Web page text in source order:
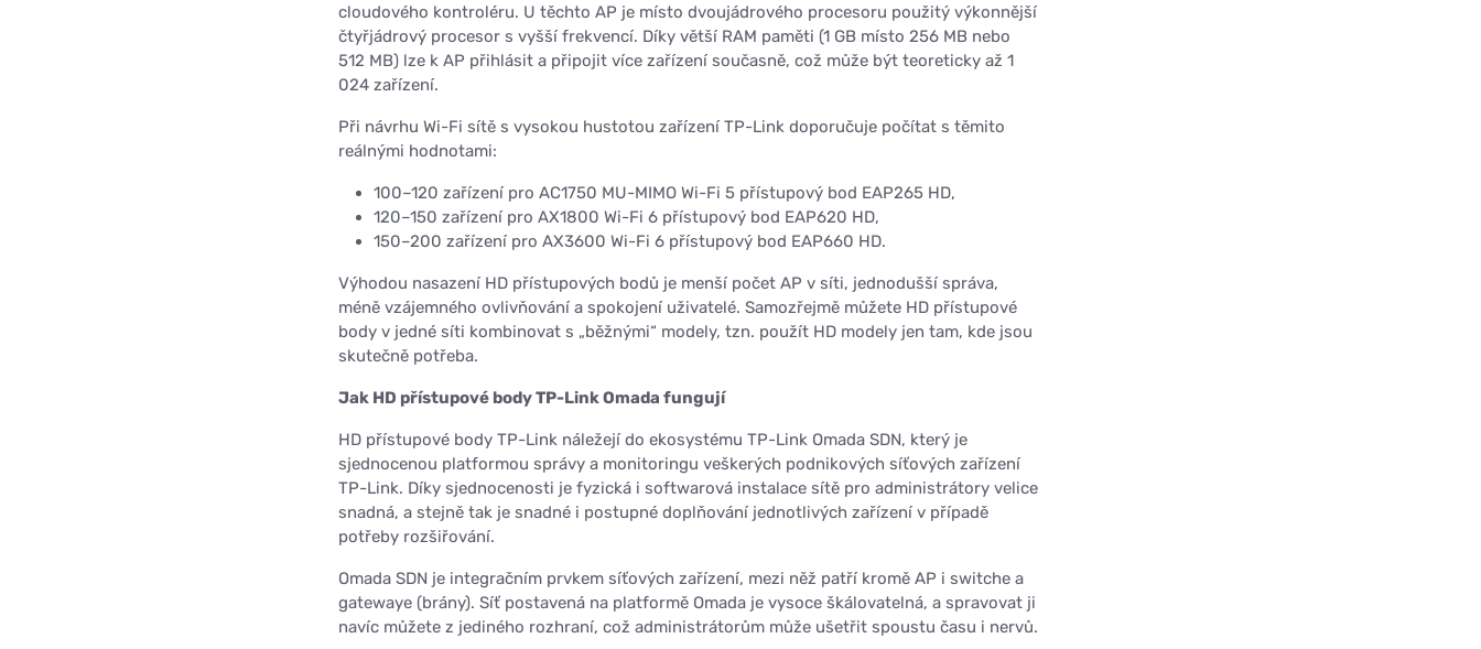
cloudového kontroléru. U těchto AP je místo dvoujádrového procesoru použitý výkonnější
čtyřjádrový procesor s vyšší frekvencí. Díky větší RAM paměti (1 GB místo 256 MB nebo
512 MB) lze k AP přihlásit a připojit více zařízení současně, což může být teoreticky až 1
024 zařízení.
Při návrhu Wi-Fi sítě s vysokou hustotou zařízení TP-Link doporučuje počítat s těmito
reálnými hodnotami:
100–120 zařízení pro AC1750 MU-MIMO Wi-Fi 5 přístupový bod EAP265 HD,
120–150 zařízení pro AX1800 Wi-Fi 6 přístupový bod EAP620 HD,
150–200 zařízení pro AX3600 Wi-Fi 6 přístupový bod EAP660 HD.
Výhodou nasazení HD přístupových bodů je menší počet AP v síti, jednodušší správa,
méně vzájemného ovlivňování a spokojení uživatelé. Samozřejmě můžete HD přístupové
body v jedné síti kombinovat s „běžnými“ modely, tzn. použít HD modely jen tam, kde jsou
skutečně potřeba.
Jak HD přístupové body TP-Link Omada fungují
HD přístupové body TP-Link náležejí do ekosystému TP-Link Omada SDN, který je
sjednocenou platformou správy a monitoringu veškerých podnikových síťových zařízení
TP-Link. Díky sjednocenosti je fyzická i softwarová instalace sítě pro administrátory velice
snadná, a stejně tak je snadné i postupné doplňování jednotlivých zařízení v případě
potřeby rozšiřování.
Omada SDN je integračním prvkem síťových zařízení, mezi něž patří kromě AP i switche a
gatewaye (brány). Síť postavená na platformě Omada je vysoce škálovatelná, a spravovat ji
navíc můžete z jediného rozhraní, což administrátorům může ušetřit spoustu času i nervů.